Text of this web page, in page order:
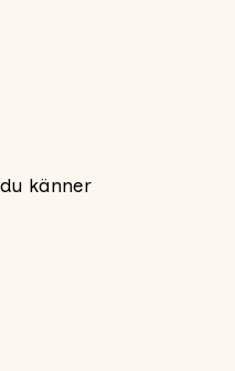
känner